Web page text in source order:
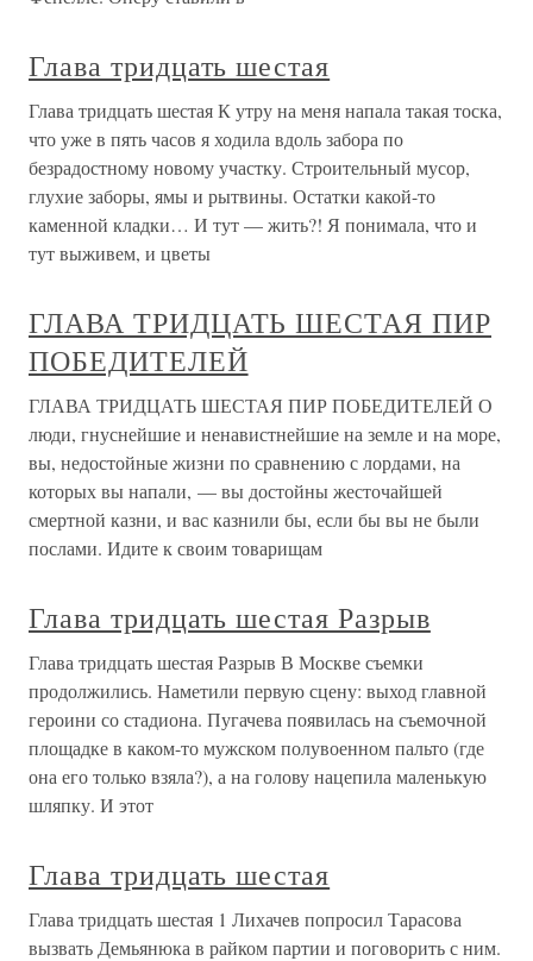
Глава тридцать шестая
Глава тридцать шестая К утру на меня напала такая тоска,
что уже в пять часов я ходила вдоль забора по
безрадостному новому участку. Строительный мусор,
глухие заборы, ямы и рытвины. Остатки какой-то
каменной кладки… И тут — жить?! Я понимала, что и
тут выживем, и цветы
ГЛАВА ТРИДЦАТЬ ШЕСТАЯ ПИР
ПОБЕДИТЕЛЕЙ
ГЛАВА ТРИДЦАТЬ ШЕСТАЯ ПИР ПОБЕДИТЕЛЕЙ О
люди, гнуснейшие и ненавистнейшие на земле и на море,
вы, недостойные жизни по сравнению с лордами, на
которых вы напали, — вы достойны жесточайшей
смертной казни, и вас казнили бы, если бы вы не были
послами. Идите к своим товарищам
Глава тридцать шестая Разрыв
Глава тридцать шестая Разрыв В Москве съемки
продолжились. Наметили первую сцену: выход главной
героини со стадиона. Пугачева появилась на съемочной
площадке в каком-то мужском полувоенном пальто (где
она его только взяла?), а на голову нацепила маленькую
шляпку. И этот
Глава тридцать шестая
Глава тридцать шестая 1 Лихачев попросил Тарасова
вызвать Демьянюка в райком партии и поговорить с ним.